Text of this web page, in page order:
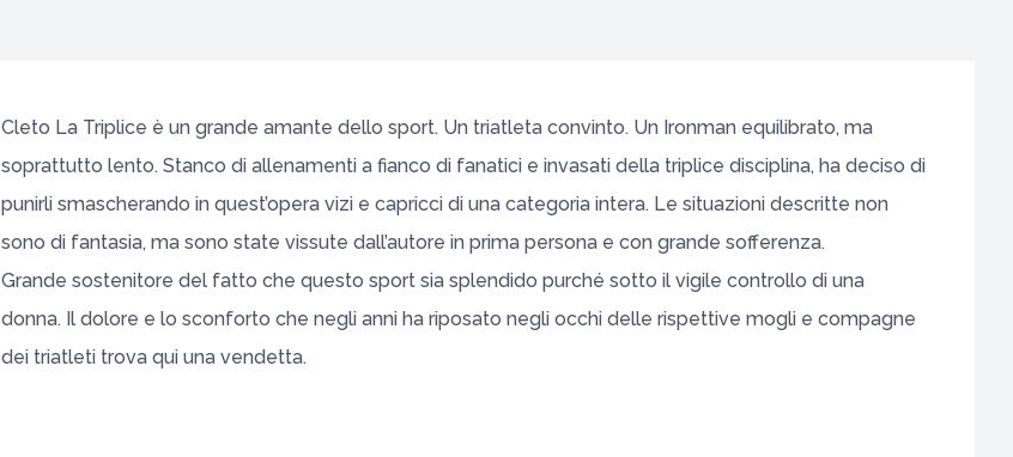
Cleto La Triplice è un grande amante dello sport. Un triatleta convinto. Un Ironman equilibrato, ma
soprattutto lento. Stanco di allenamenti a fianco di fanatici e invasati della triplice disciplina, ha deciso di
punirli smascherando in quest’opera vizi e capricci di una categoria intera. Le situazioni descritte non
sono di fantasia, ma sono state vissute dall’autore in prima persona e con grande sofferenza.
Grande sostenitore del fatto che questo sport sia splendido purché sotto il vigile controllo di una
donna. Il dolore e lo sconforto che negli anni ha riposato negli occhi delle rispettive mogli e compagne
dei triatleti trova qui una vendetta.